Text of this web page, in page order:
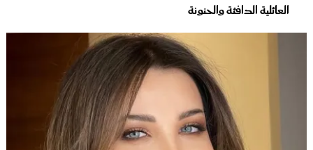
العائلية الدافئة والحنونة